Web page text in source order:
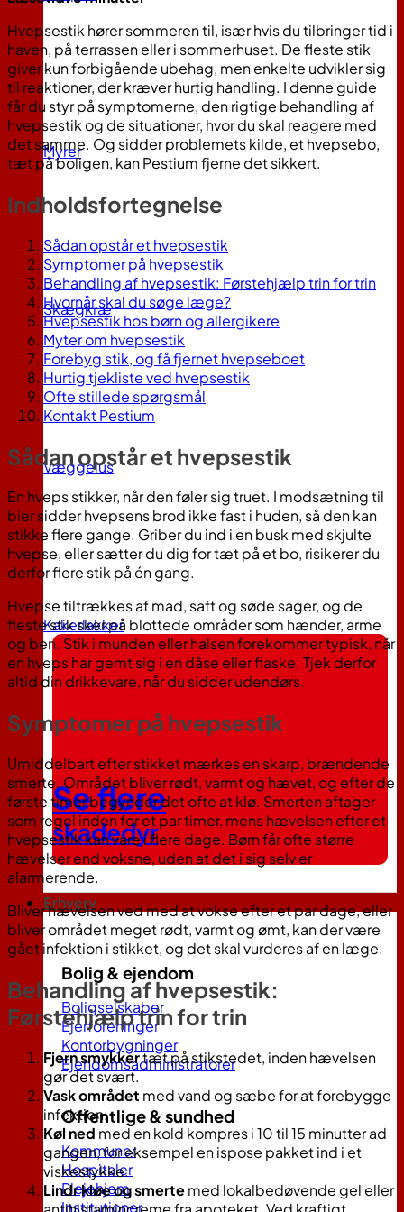
Myrer
Skægkræ
Væggelus
Kakerlakker
Se flere
skadedyr
Erhverv
Bolig & ejendom
Boligselskaber
Ejerforeninger
Kontorbygninger
Ejendomsadministratorer
Offentlige & sundhed
Kommuner
Hospitaler
Plejehjem
Institutioner
Hvepsestik hører sommeren til, især hvis du tilbringer tid i
haven, på terrassen eller i sommerhuset. De fleste stik
giver kun forbigående ubehag, men enkelte udvikler sig
til reaktioner, der kræver hurtig handling. I denne guide
får du styr på symptomerne, den rigtige behandling af
hvepsestik og de situationer, hvor du skal reagere med
det samme. Og sidder problemets kilde, et hvepsebo,
tæt på boligen, kan Pestium fjerne det sikkert.
Indholdsfortegnelse
Sådan opstår et hvepsestik
Symptomer på hvepsestik
Behandling af hvepsestik: Førstehjælp trin for trin
Hvornår skal du søge læge?
Hvepsestik hos børn og allergikere
Myter om hvepsestik
Forebyg stik, og få fjernet hvepseboet
Hurtig tjekliste ved hvepsestik
Ofte stillede spørgsmål
Kontakt Pestium
Sådan opstår et hvepsestik
En hveps stikker, når den føler sig truet. I modsætning til
bier sidder hvepsens brod ikke fast i huden, så den kan
stikke flere gange. Griber du ind i en busk med skjulte
hvepse, eller sætter du dig for tæt på et bo, risikerer du
derfor flere stik på én gang.
Hvepse tiltrækkes af mad, saft og søde sager, og de
fleste stik sker på blottede områder som hænder, arme
og ben. Stik i munden eller halsen forekommer typisk, når
en hveps har gemt sig i en dåse eller flaske. Tjek derfor
altid din drikkevare, når du sidder udendørs.
Symptomer på hvepsestik
Umiddelbart efter stikket mærkes en skarp, brændende
smerte. Området bliver rødt, varmt og hævet, og efter de
første timer begynder det ofte at klø. Smerten aftager
som regel inden for et par timer, mens hævelsen efter et
hvepsestik kan vare i flere dage. Børn får ofte større
hævelser end voksne, uden at det i sig selv er
alarmerende.
Bliver hævelsen ved med at vokse efter et par dage, eller
bliver området meget rødt, varmt og ømt, kan der være
gået infektion i stikket, og det skal vurderes af en læge.
Behandling af hvepsestik:
Førstehjælp trin for trin
Fjern smykkertæt på stikstedet, inden hævelsen
gør det svært.
Vask området med vand og sæbe for at forebygge
infektion.
Køl ned med en kold kompres i 10 til 15 minutter ad
gangen, for eksempel en ispose pakket ind i et
viskestykke.
Lindr kløe og smertemed lokalbedøvende gel eller